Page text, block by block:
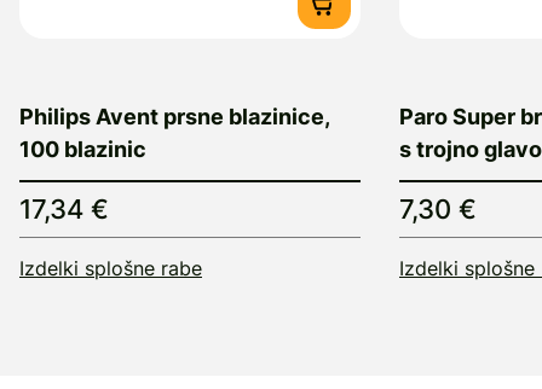
Philips Avent prsne blazinice,
100 blazinic
17,34 €
Izdelki splošne rabe
Paro Super
s trojno
7,30 €
Izdelki splošne